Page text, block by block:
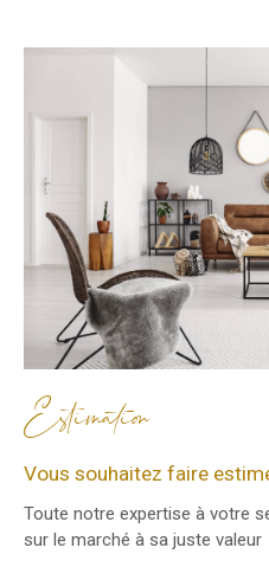
Estimation
Vous souhaitez faire
Toute notre expertise à votre
sur le marché à sa juste valeur